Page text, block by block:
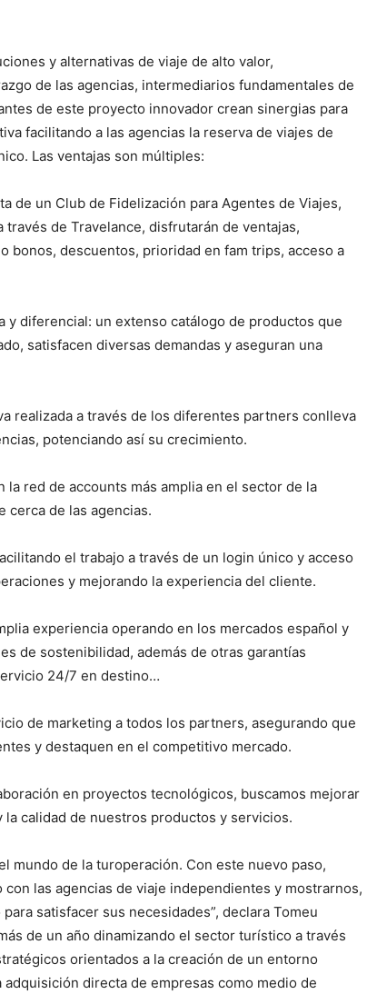
y alternativas de viaje de alto valor,
de las agencias, intermediarios fundamentales de
de este proyecto innovador crean sinergias para
facilitando a las agencias la reserva de viajes de
Las ventajas son múltiples:
de un Club de Fidelización para Agentes de Viajes,
de Travelance, disfrutarán de ventajas,
bonos, descuentos, prioridad en fam trips, acceso a
diferencial: un extenso catálogo de productos que
satisfacen diversas demandas y aseguran una
realizada a través de los diferentes partners conlleva
potenciando así su crecimiento.
red de accounts más amplia en el sector de la
cerca de las agencias.
el trabajo a través de un login único y acceso
y mejorando la experiencia del cliente.
experiencia operando en los mercados español y
de sostenibilidad, además de otras garantías
24/7 en destino…
de marketing a todos los partners, asegurando que
y destaquen en el competitivo mercado.
en proyectos tecnológicos, buscamos mejorar
calidad de nuestros productos y servicios.
mundo de la turoperación. Con este nuevo paso,
las agencias de viaje independientes y mostrarnos,
satisfacer sus necesidades”, declara Tomeu
de un año dinamizando el sector turístico a través
orientados a la creación de un entorno
directa de empresas como medio de